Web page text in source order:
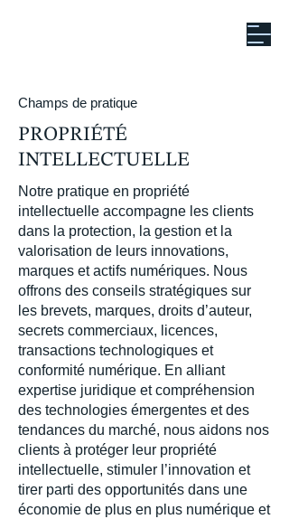
Champs de pratique
PROPRIÉTÉ
INTELLECTUELLE
Notre pratique en propriété
intellectuelle accompagne les clients
dans la protection, la gestion et la
valorisation de leurs innovations,
marques et actifs numériques. Nous
offrons des conseils stratégiques sur
les brevets, marques, droits d’auteur,
secrets commerciaux, licences,
transactions technologiques et
conformité numérique. En alliant
expertise juridique et compréhension
des technologies émergentes et des
tendances du marché, nous aidons nos
clients à protéger leur propriété
intellectuelle, stimuler l’innovation et
tirer parti des opportunités dans une
économie de plus en plus numérique et